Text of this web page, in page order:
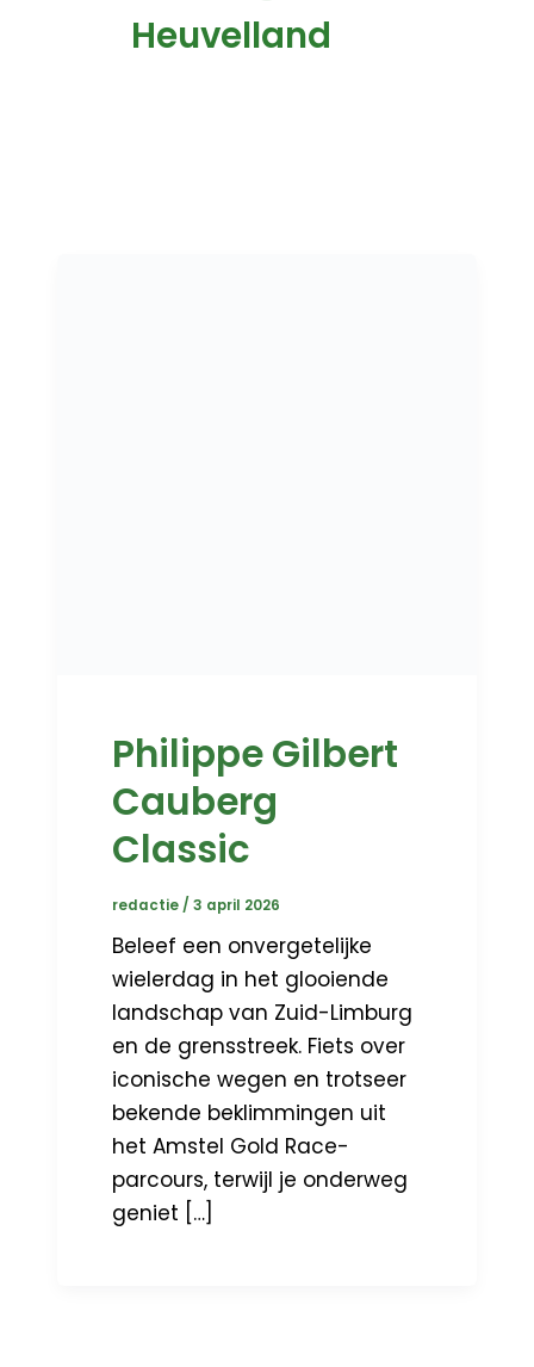
Heuvelland
Philippe Gilbert
Cauberg
Classic
redactie /3 april 2026
Beleef een onvergetelijke
wielerdag in het glooiende
landschap van Zuid-Limburg
en de grensstreek. Fiets over
iconische wegen en trotseer
bekende beklimmingen uit
het Amstel Gold Race-
parcours, terwijl je onderweg
geniet […]